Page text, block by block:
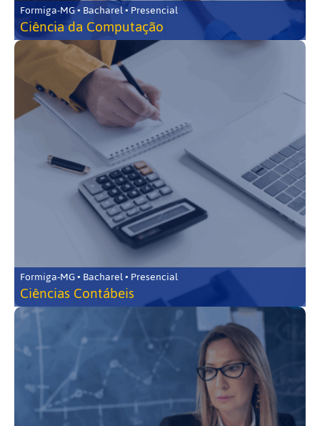
Formiga-MG • Bacharel • Presencial
Ciência da Computação
Formiga-MG • Bacharel • Presencial
Ciências Contábeis